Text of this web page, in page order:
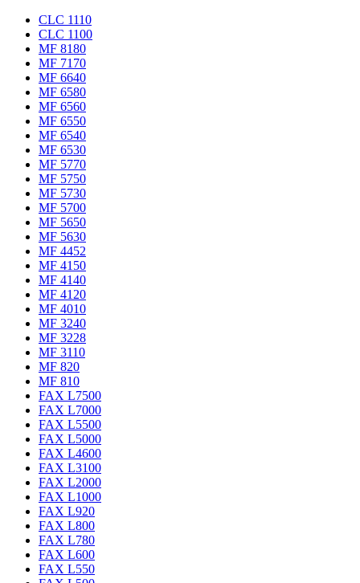
CLC 1110
CLC 1100
MF 8180
MF 7170
MF 6640
MF 6580
MF 6560
MF 6550
MF 6540
MF 6530
MF 5770
MF 5750
MF 5730
MF 5700
MF 5650
MF 5630
MF 4452
MF 4150
MF 4140
MF 4120
MF 4010
MF 3240
MF 3228
MF 3110
MF 820
MF 810
FAX L7500
FAX L7000
FAX L5500
FAX L5000
FAX L4600
FAX L3100
FAX L2000
FAX L1000
FAX L920
FAX L800
FAX L780
FAX L600
FAX L550